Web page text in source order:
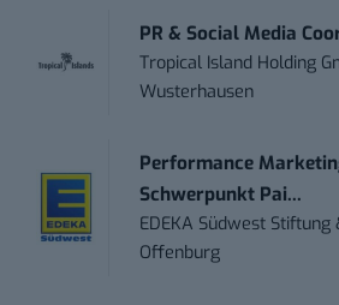
PR & Social Media
Tropical Island Holding
Wusterhausen
Performance
Schwerpunkt Pai...
EDEKA Südwest Stiftung
Offenburg